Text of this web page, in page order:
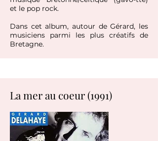
et le pop rock.
Dans cet album, autour de Gérard, les
musiciens parmi les plus créatifs de
Bretagne.
La mer au coeur (1991)